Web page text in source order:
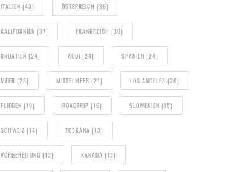
ITALIEN (43) ÖSTERREICH (38)
KALIFORNIEN (37) FRANKREICH (30)
KROATIEN (24) AUDI (24) SPANIEN (24)
MEER (23) MITTELMEER (21) LOS ANGELES (20)
FLIEGEN (19) ROADTRIP (16) SLOWENIEN (15)
SCHWEIZ (14) TOSKANA (13)
VORBEREITUNG (13) KANADA (13)